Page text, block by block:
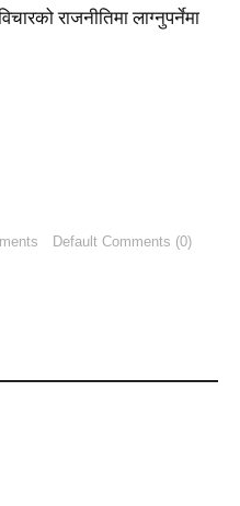
राजनीतिमा लाग्नुपर्नेमा
Default Comments (0)